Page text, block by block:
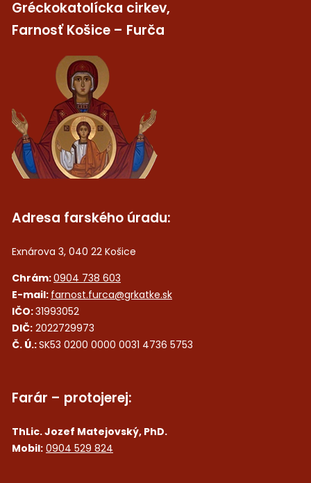
Gréckokatolícka cirkev,
Farnosť Košice – Furča
Adresa farského úradu:
Exnárova 3, 040 22 Košice
Chrám:0904 738 603
E-mail: farnost.furca@grkatke.sk
IČO:31993052
DIČ: 2022729973
Č. Ú.:SK53 0200 0000 0031 4736 5753
Farár – protojerej:
ThLic. Jozef Matejovský, PhD.
Mobil: 0904 529 824